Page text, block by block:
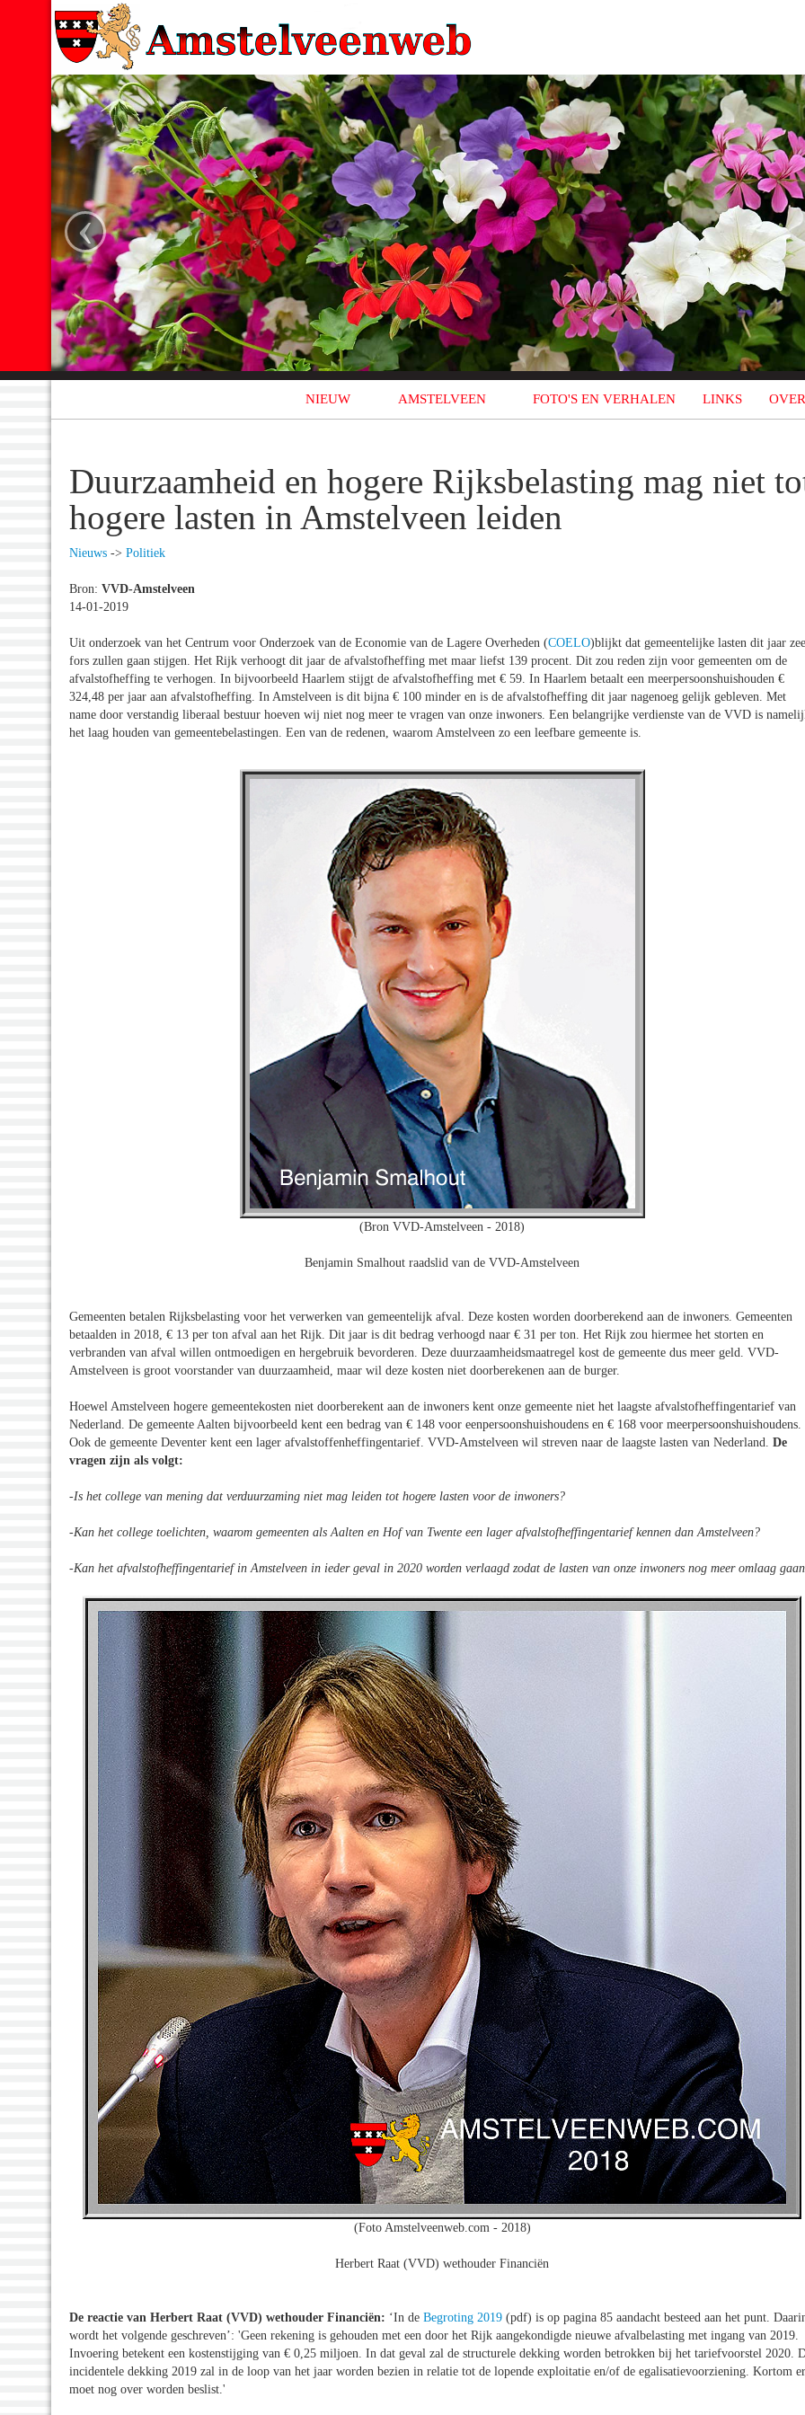
‹
NIEUW AMSTELVEEN FOTO'S EN VERHALEN LINKS
Duurzaamheid en hogere Rijksbelasting mag niet
hogere lasten in Amstelveen leiden
Nieuws -> Politiek
Bron: VVD-Amstelveen
14-01-2019
Uit onderzoek van het Centrum voor Onderzoek van de Economie van de Lagere Overheden (COELO)blijkt dat gemeentelijke lasten dit jaar
fors zullen gaan stijgen. Het Rijk verhoogt dit jaar de afvalstofheffing met maar liefst 139 procent. Dit zou reden zijn voor gemeenten om de
afvalstofheffing te verhogen. In bijvoorbeeld Haarlem stijgt de afvalstofheffing met € 59. In Haarlem betaalt een meerpersoonshuishouden €
324,48 per jaar aan afvalstofheffing. In Amstelveen is dit bijna € 100 minder en is de afvalstofheffing dit jaar nagenoeg gelijk gebleven. Met
name door verstandig liberaal bestuur hoeven wij niet nog meer te vragen van onze inwoners. Een belangrijke verdienste van de VVD is
het laag houden van gemeentebelastingen. Een van de redenen, waarom Amstelveen zo een leefbare gemeente is.
(Bron VVD-Amstelveen - 2018)
Benjamin Smalhout raadslid van de VVD-Amstelveen
Gemeenten betalen Rijksbelasting voor het verwerken van gemeentelijk afval. Deze kosten worden doorberekend aan de inwoners. Gemeenten
betaalden in 2018, € 13 per ton afval aan het Rijk. Dit jaar is dit bedrag verhoogd naar € 31 per ton. Het Rijk zou hiermee het storten en
verbranden van afval willen ontmoedigen en hergebruik bevorderen. Deze duurzaamheidsmaatregel kost de gemeente dus meer geld. VVD-
Amstelveen is groot voorstander van duurzaamheid, maar wil deze kosten niet doorberekenen aan de burger.
Hoewel Amstelveen hogere gemeentekosten niet doorberekent aan de inwoners kent onze gemeente niet het laagste afvalstofheffingentarief van
Nederland. De gemeente Aalten bijvoorbeeld kent een bedrag van € 148 voor eenpersoonshuishoudens en € 168 voor meerpersoonshuishoudens.
Ook de gemeente Deventer kent een lager afvalstoffenheffingentarief. VVD-Amstelveen wil streven naar de laagste lasten van Nederland. De
vragen zijn als volgt:
-Is het college van mening dat verduurzaming niet mag leiden tot hogere lasten voor de inwoners?
-Kan het college toelichten, waarom gemeenten als Aalten en Hof van Twente een lager afvalstofheffingentarief kennen dan Amstelveen?
-Kan het afvalstofheffingentarief in Amstelveen in ieder geval in 2020 worden verlaagd zodat de lasten van onze inwoners nog meer omlaag
(Foto Amstelveenweb.com - 2018)
Herbert Raat (VVD) wethouder Financiën
De reactie van Herbert Raat (VVD) wethouder Financiën: ‘In de Begroting 2019 (pdf) is op pagina 85 aandacht besteed aan het punt.
wordt het volgende geschreven’: 'Geen rekening is gehouden met een door het Rijk aangekondigde nieuwe afvalbelasting met ingang van 2019.
Invoering betekent een kostenstijging van € 0,25 miljoen. In dat geval zal de structurele dekking worden betrokken bij het tariefvoorstel 2020.
incidentele dekking 2019 zal in de loop van het jaar worden bezien in relatie tot de lopende exploitatie en/of de egalisatievoorziening. Kortom er
moet nog over worden beslist.'